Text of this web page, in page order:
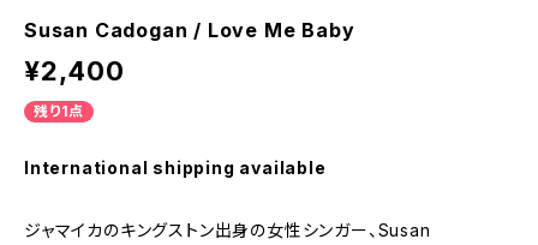
Susan Cadogan / Love Me Baby
¥2,400
残り1点
International shipping available
ジャマイカのキングストン出身の女性シンガー、Susan